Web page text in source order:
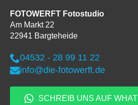
FOTOWERFT Fotostudio
Am Markt 22
22941 Bargteheide
04532 - 28 99 11 22
info@die-fotowerft.de
SCHREIB UNS AUF